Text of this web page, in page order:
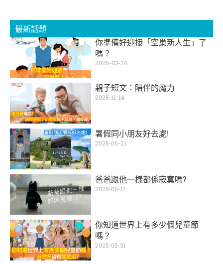
最新話題
你準備好迎接「空巢新人生」了
嗎？
2026-03-24
親子短文：陪伴的魔力
2025-11-14
暑假同小朋友好去處!
2025-06-21
爸爸跟他一樣都係寂寞嗎?
2025-06-11
你知道世界上有多少個兒童節
嗎？
2025-05-31